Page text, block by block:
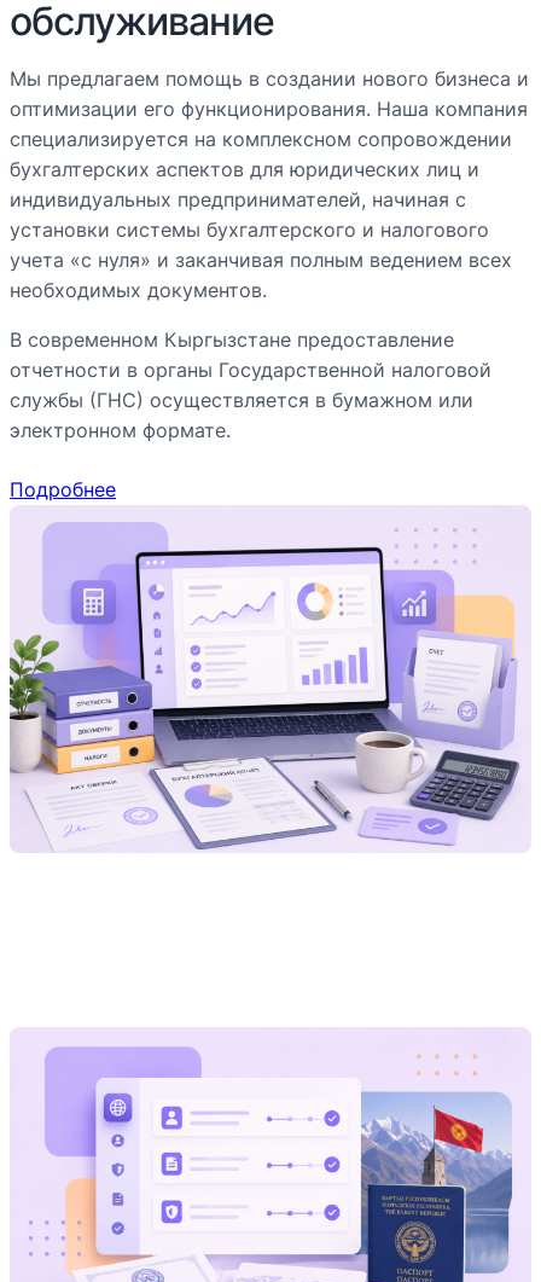
обслуживание
Мы предлагаем помощь в создании нового бизнеса и
оптимизации его функционирования. Наша компания
специализируется на комплексном сопровождении
бухгалтерских аспектов для юридических лиц и
индивидуальных предпринимателей, начиная с
установки системы бухгалтерского и налогового
учета «с нуля» и заканчивая полным ведением всех
необходимых документов.
В современном Кыргызстане предоставление
отчетности в органы Государственной налоговой
службы (ГНС) осуществляется в бумажном или
электронном формате.
Подробнее